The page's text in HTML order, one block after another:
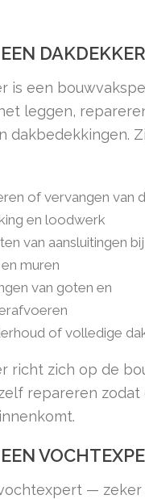
is een
leggen,
dakbedekkingen.
of vervangen van
en loodwerk
van aansluitingen
muren
van goten en
of volledige
richt zich op de
repareren zodat
— zeker